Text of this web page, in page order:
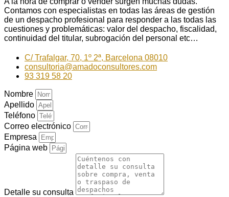
Contamos con especialistas en todas las áreas de gestión
de un despacho profesional para responder a las todas las
cuestiones y problemáticas: valor del despacho, fiscalidad,
continuidad del titular, subrogación del personal etc…
C/ Trafalgar, 70, 1º 2ª, Barcelona 08010
consultoria@amadoconsultores.com
93 319 58 20
Nombre
Apellido
Teléfono
Correo electrónico
Empresa
Página web
Detalle su consulta